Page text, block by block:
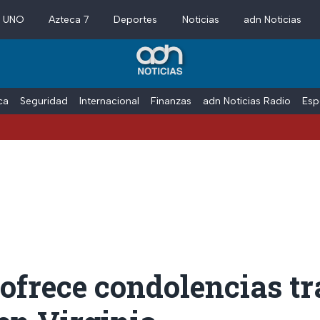
Azteca 7 Deportes Noticias adn Noticias
Seguridad Internacional Finanzas adn Noticias Radio
condolencias